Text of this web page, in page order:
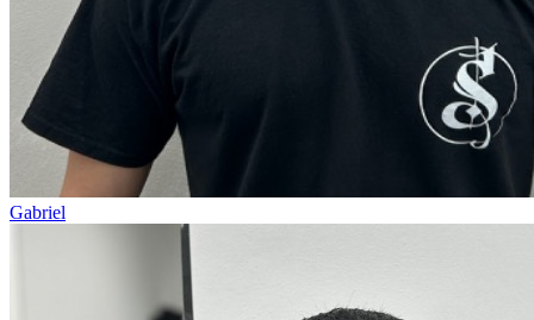
Gabriel